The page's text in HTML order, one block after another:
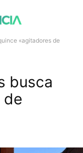
«agitadores de
busca
de